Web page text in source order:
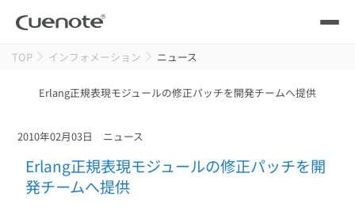
製品
メールリレーサーバー
会員獲得／ニーズ把握
サポート
TOP インフォメーション ニュース
Erlang正規表現モジュールの修正パッチを開発チームへ提供
2010年02月03日 ニュース
Erlang正規表現モジュールの修正パッチを開
発チームへ提供